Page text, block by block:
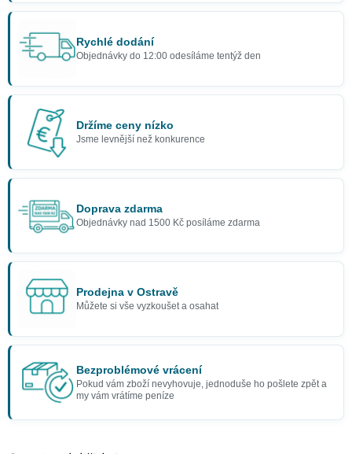
Rychlé dodání
Objednávky do 12:00 odesíláme tentýž den
Držíme ceny nízko
Jsme levnější než konkurence
Doprava zdarma
Objednávky nad 1500 Kč posíláme zdarma
Prodejna v Ostravě
Můžete si vše vyzkoušet a osahat
Bezproblémové vrácení
Pokud vám zboží nevyhovuje, jednoduše ho pošlete zpět a
my vám vrátíme peníze